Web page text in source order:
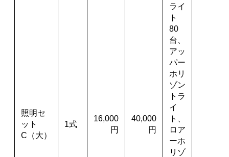
照明セ
ット
C（大）
1式
16,000
円
40,000
円
ライ
ト
80
台、
アッ
パー
ホリ
ゾン
トラ
イ
ト、
ロア
ーホ
リゾ